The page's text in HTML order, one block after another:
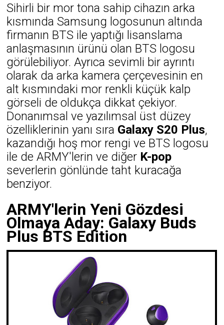
Sihirli bir mor tona sahip cihazın arka
kısmında Samsung logosunun altında
firmanın BTS ile yaptığı lisanslama
anlaşmasının ürünü olan BTS logosu
görülebiliyor. Ayrıca sevimli bir ayrıntı
olarak da arka kamera çerçevesinin en
alt kısmındaki mor renkli küçük kalp
görseli de oldukça dikkat çekiyor.
Donanımsal ve yazılımsal üst düzey
özelliklerinin yanı sıra Galaxy S20 Plus,
kazandığı hoş mor rengi ve BTS logosu
ile de ARMY'lerin ve diğer K-pop
severlerin gönlünde taht kuracağa
benziyor.
ARMY'lerin Yeni Gözdesi
Olmaya Aday: Galaxy Buds
Plus BTS Edition